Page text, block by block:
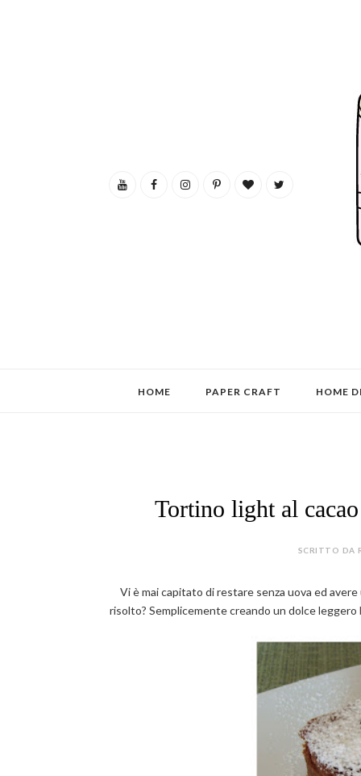
HOME PAPER CRAFT HOME
Tortino light al
SCRITTO DA
Vi è mai capitato di restare senza uova ed
risolto? Semplicemente creando un dolce